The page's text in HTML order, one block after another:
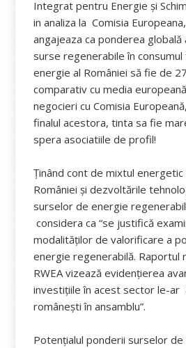
Integrat pentru Energie şi
in analiza la Comisia
angajeaza ca ponderea globală
surse regenerabile în
energie al României să fie de
comparativ cu media
negocieri cu Comisia
finalul acestora, tinta sa fie
spera asociatiile de profil!
Ținând cont de mixtul energetic
României și dezvoltările
surselor de energie
considera ca “se justifică
modalităților de valorificare a
energie regenerabilă. Raportul
RWEA vizează evidențierea
investițiile în acest sector le-ar
românești în ansamblu”.
Potenţialul ponderii surselor